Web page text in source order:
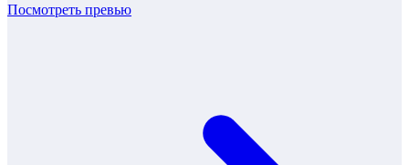
Посмотреть превью